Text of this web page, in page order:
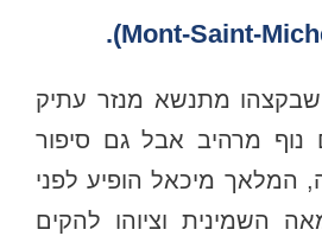
שבקצהו מתנשא מנזר עתיק
נוף מרהיב אבל גם סיפור
המלאך מיכאל הופיע לפני
השמינית וציוהו להקים